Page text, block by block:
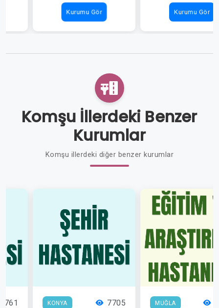
Kurumu Gör Kurumu Gör
Komşu İllerdeki Benzer
Kurumlar
Komşu illerdeki diğer benzer kurumlar
KONYA 7705 MUĞLA